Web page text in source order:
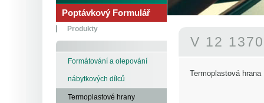
Poptávkový Formulář
Produkty
Formátování a olepování
nábytkových dílců
Termoplastové hrany
V 12
Termoplastová hrana